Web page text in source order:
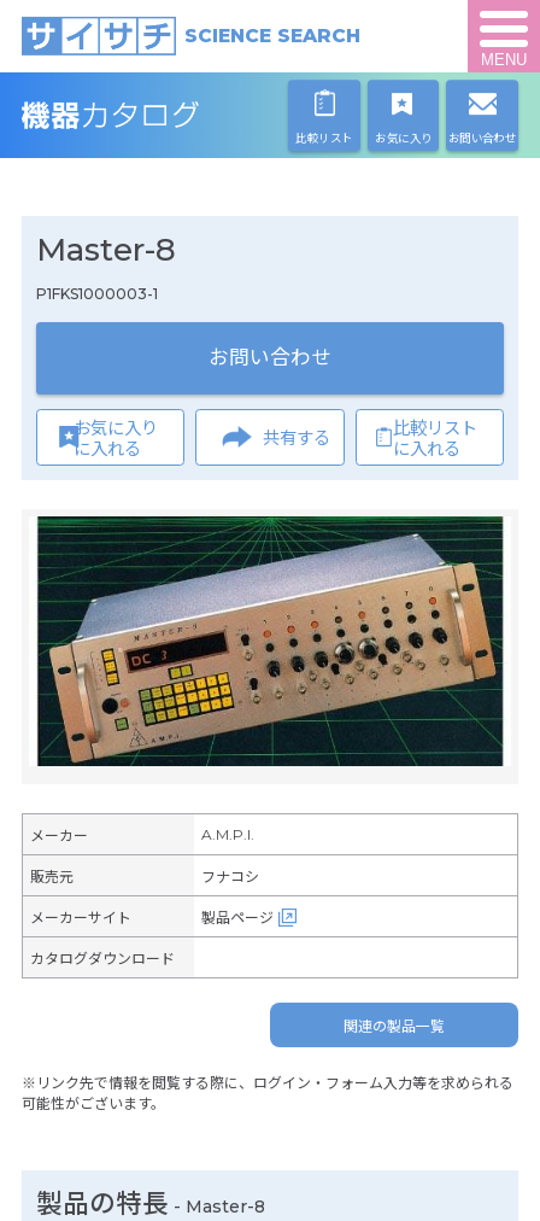
SCIENCE SEARCH
MENU
比較リスト お気に入り お問い合わせ
Master-8
P1FKS1000003-1
お問い合わせ
お気に入り
に入れる
共有する
比較リスト
に入れる
メーカー A.M.P.I.
販売元 フナコシ
メーカーサイト 製品ページ
カタログダウンロード
関連の製品一覧
※リンク先で情報を閲覧する際に、ログイン・フォーム入力等を求められる
可能性がございます。
製品の特長 - Master-8